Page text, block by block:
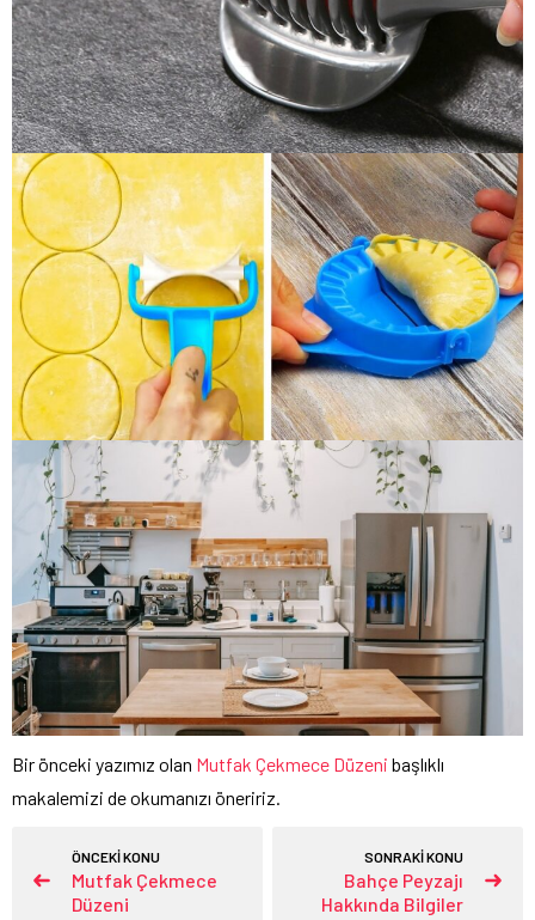
Bir önceki yazımız olan Mutfak Çekmece Düzeni başlıklı
makalemizi de okumanızı öneririz.
ÖNCEKİ KONU
Mutfak Çekmece
Düzeni
SONRAKİ KONU
Bahçe Peyzajı
Hakkında Bilgiler